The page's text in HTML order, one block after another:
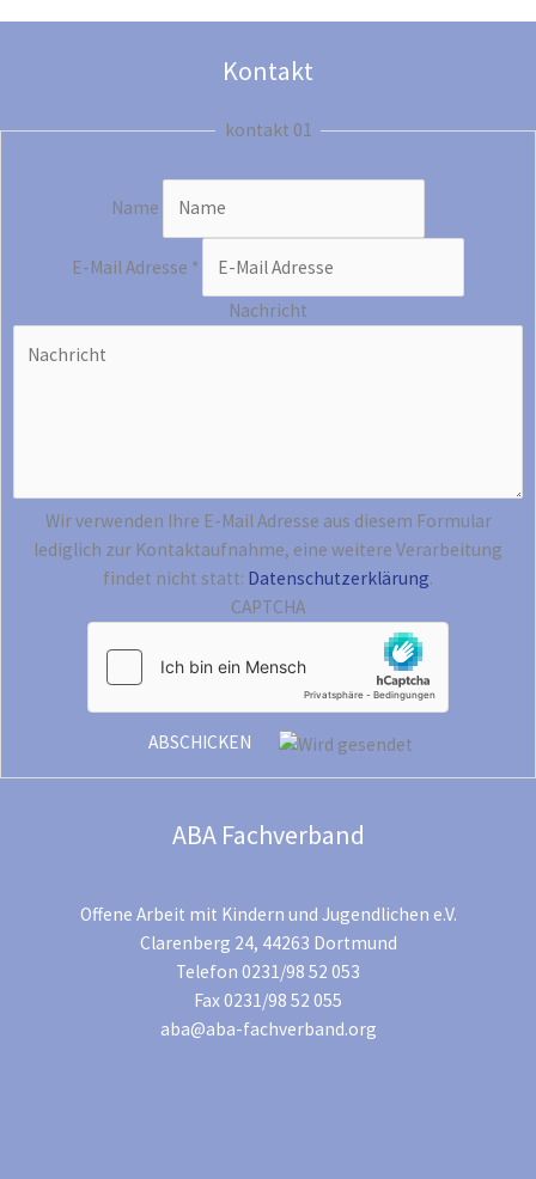
Kontakt
kontakt 01
Name
E-Mail Adresse *
Nachricht
Wir verwenden Ihre E-Mail Adresse aus diesem Formular
lediglich zur Kontaktaufnahme, eine weitere Verarbeitung
findet nicht statt: Datenschutzerklärung.
CAPTCHA
ABA Fachverband
Offene Arbeit mit Kindern und Jugendlichen e.V.
Clarenberg 24, 44263 Dortmund
Telefon 0231/98 52 053
Fax 0231/98 52 055
aba@aba-fachverband.org